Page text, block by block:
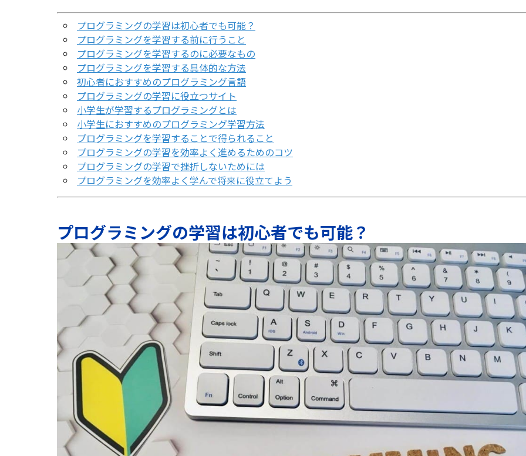
プログラミングの学習は初心者でも可能？
プログラミングを学習する前に行うこと
プログラミングを学習するのに必要なもの
プログラミングを学習する具体的な方法
初心者におすすめのプログラミング言語
プログラミングの学習に役立つサイト
小学生が学習するプログラミングとは
小学生におすすめのプログラミング学習方法
プログラミングを学習することで得られること
プログラミングの学習を効率よく進めるためのコツ
プログラミングの学習で挫折しないためには
プログラミングを効率よく学んで将来に役立てよう
プログラミングの学習は初心者でも可能？